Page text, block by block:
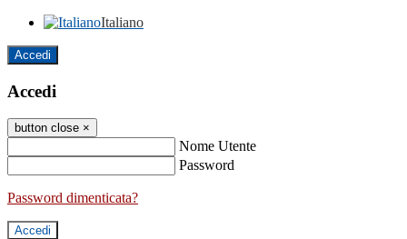
Italiano
Accedi
Accedi
button close ×
Nome Utente
Password
Password dimenticata?